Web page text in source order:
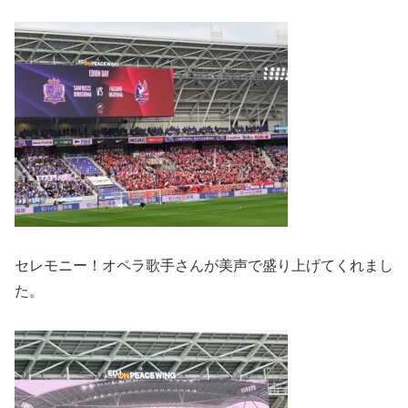
セレモニー！オペラ歌手さんが美声で盛り上げてくれまし
た。